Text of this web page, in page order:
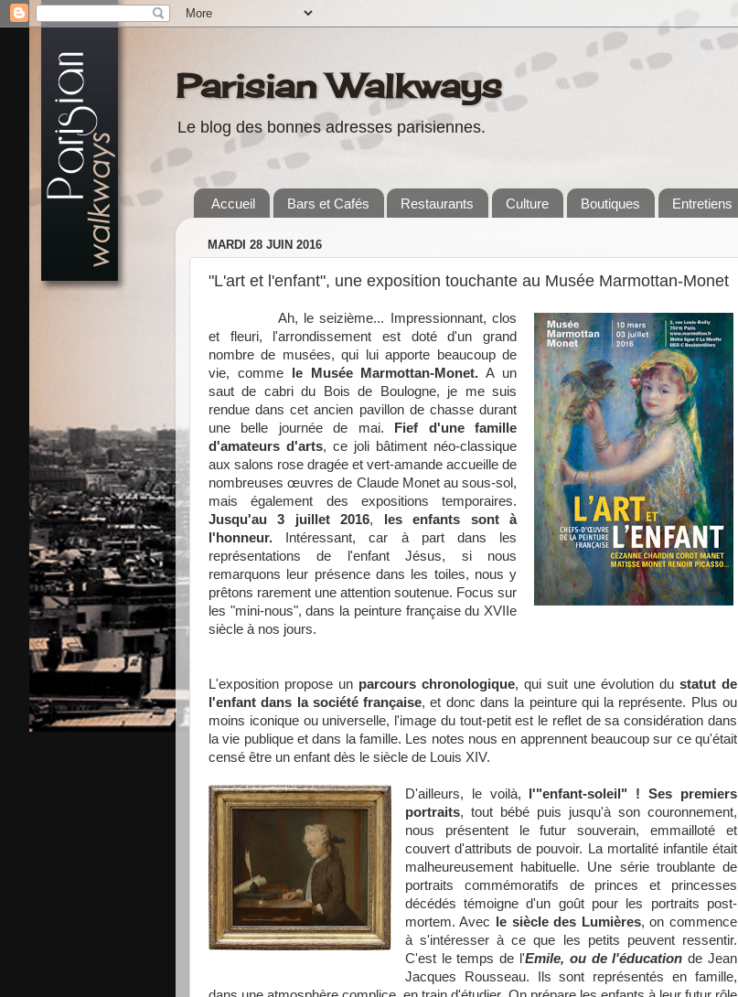
Parisian Walkways
Le blog des bonnes adresses parisiennes.
Accueil Bars et Cafés Restaurants Culture Boutiques Entretiens
MARDI 28 JUIN 2016
"L'art et l'enfant", une exposition touchante au Musée Marmottan-Monet
Ah, le seizième... Impressionnant, clos
et fleuri, l'arrondissement est doté d'un grand
nombre de musées, qui lui apporte beaucoup de
vie, comme
le Musée Marmottan-Monet. A un
saut de cabri du Bois de Boulogne, je me suis
rendue dans cet ancien pavillon de chasse durant
une belle journée de mai.
Fief d'une famille
d'amateurs d'arts, ce joli bâtiment néo-classique
aux salons rose dragée et vert-amande accueille de
nombreuses œuvres de Claude Monet au sous-sol,
mais également des expositions temporaires.
Jusqu'au 3 juillet 2016,
les enfants sont à
l'honneur. Intéressant, car à part dans les
représentations de l'enfant Jésus, si nous
remarquons leur présence dans les toiles, nous y
prêtons rarement une attention soutenue. Focus sur
les "mini-nous", dans la peinture française du XVIIe
siècle à nos jours.
L'exposition propose un parcours chronologique, qui suit une évolution du statut de
l'enfant dans la société française, et donc dans la peinture qui la représente. Plus ou
moins iconique ou universelle, l'image du tout-petit est le reflet de sa considération dans
la vie publique et dans la famille. Les notes nous en apprennent beaucoup sur ce qu'était
censé être un enfant dès le siècle de Louis XIV.
D'ailleurs, le voilà,
l'"enfant-soleil" ! Ses premiers
portraits, tout bébé puis jusqu'à son couronnement,
nous présentent le futur souverain, emmailloté et
couvert d'attributs de pouvoir. La mortalité infantile était
malheureusement habituelle. Une série troublante de
portraits commémoratifs de princes et princesses
décédés témoigne d'un goût pour les portraits post-
mortem. Avec
le siècle des Lumières, on commence
à s'intéresser à ce que les petits peuvent ressentir.
C'est le temps de l'Emile, ou de l'éducation de Jean
Jacques Rousseau. Ils sont représentés en famille,